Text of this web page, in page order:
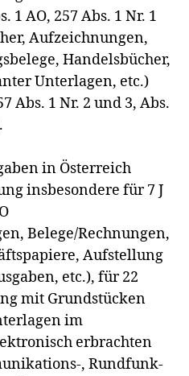
1 AO, 257 Abs. 1 Nr. 1
Aufzeichnungen,
Handelsbücher,
Unterlagen, etc.)
Abs. 1 Nr. 2 und 3, Abs.
in Österreich
insbesondere für 7 J
Belege/Rechnungen,
Aufstellung
etc.), für 22
mit Grundstücken
im
erbrachten
, Rundfunk-